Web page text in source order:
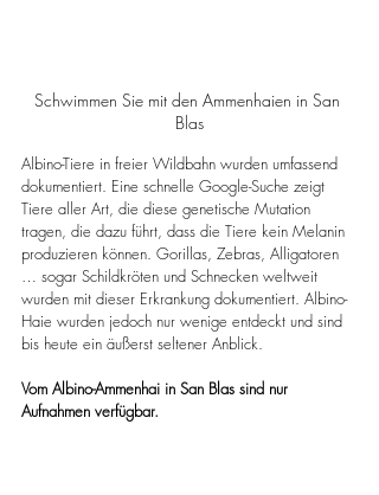
Schwimmen Sie mit den Ammenhaien in San
Blas
Albino-Tiere in freier Wildbahn wurden umfassend
dokumentiert. Eine schnelle Google-Suche zeigt
Tiere aller Art, die diese genetische Mutation
tragen, die dazu führt, dass die Tiere kein Melanin
produzieren können. Gorillas, Zebras, Alligatoren
… sogar Schildkröten und Schnecken weltweit
wurden mit dieser Erkrankung dokumentiert. Albino-
Haie wurden jedoch nur wenige entdeckt und sind
bis heute ein äußerst seltener Anblick.
Vom Albino-Ammenhai in San Blas sind nur
Aufnahmen verfügbar.